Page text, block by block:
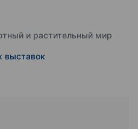
и растительный мир
выставок